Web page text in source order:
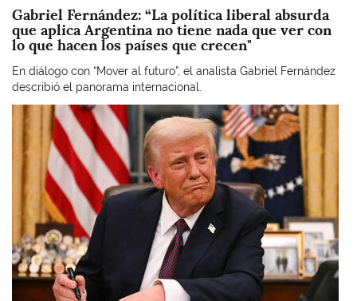
Gabriel Fernández: “La política liberal absurda
que aplica Argentina no tiene nada que ver con
lo que hacen los países que crecen"
En diálogo con “Mover al futuro”, el analista Gabriel Fernández
describió el panorama internacional.